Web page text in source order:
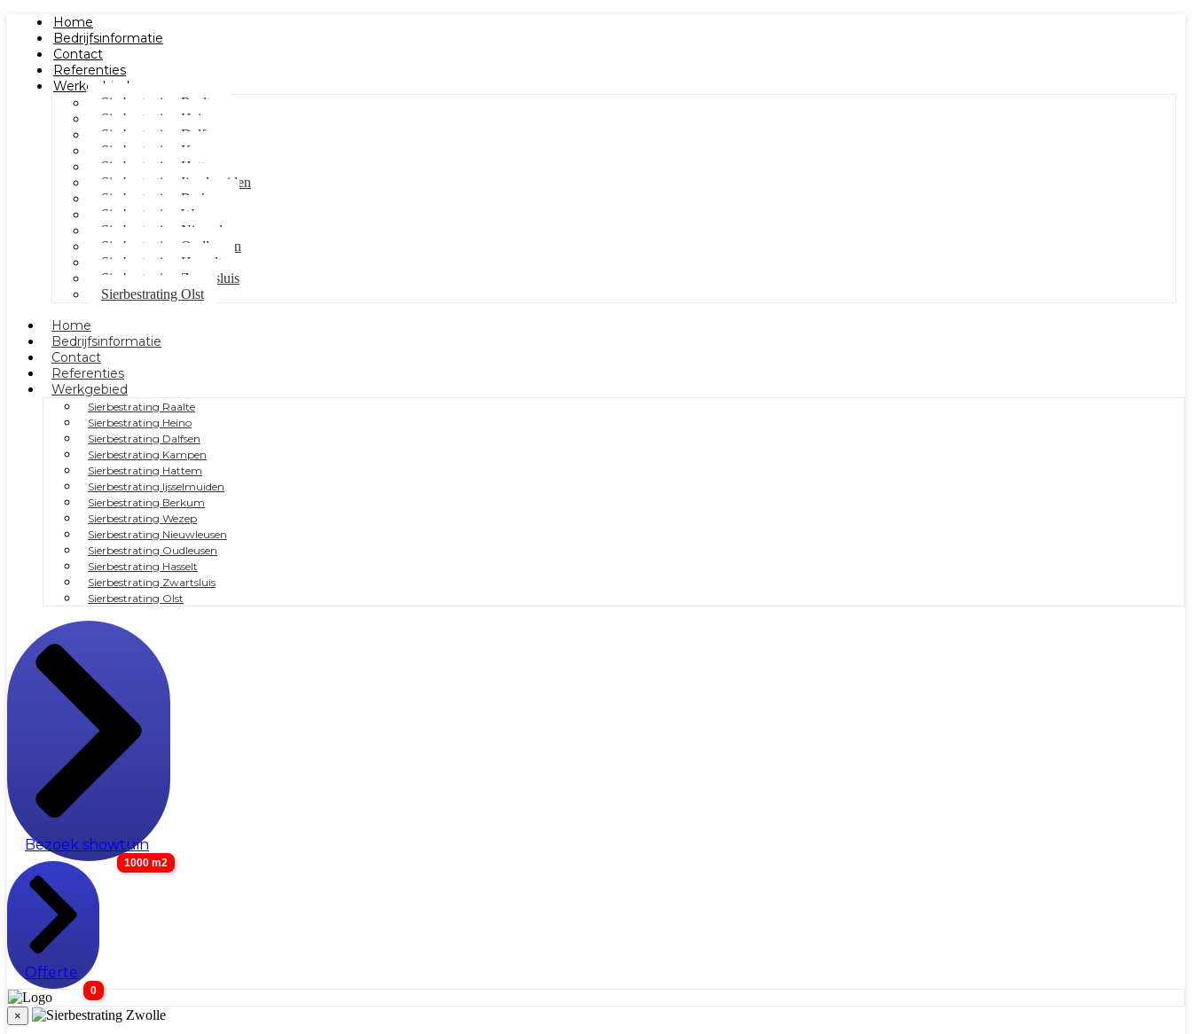
Home
Bedrijfsinformatie
Contact
Referenties
Werkgebied
Sierbestrating Raalte
Sierbestrating Heino
Sierbestrating Dalfsen
Sierbestrating Kampen
Sierbestrating Hattem
Sierbestrating Ijsselmuiden
Sierbestrating Berkum
Sierbestrating Wezep
Sierbestrating Nieuwleusen
Sierbestrating Oudleusen
Sierbestrating Hasselt
Sierbestrating Zwartsluis
Sierbestrating Olst
Home
Bedrijfsinformatie
Contact
Referenties
Werkgebied
Sierbestrating Raalte
Sierbestrating Heino
Sierbestrating Dalfsen
Sierbestrating Kampen
Sierbestrating Hattem
Sierbestrating Ijsselmuiden
Sierbestrating Berkum
Sierbestrating Wezep
Sierbestrating Nieuwleusen
Sierbestrating Oudleusen
Sierbestrating Hasselt
Sierbestrating Zwartsluis
Sierbestrating Olst
Bezoek showtuin
1000 m2
Offerte
0
×